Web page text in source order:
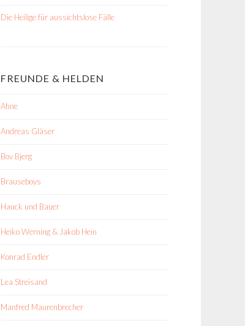
Die Heilige für aussichtslose Fälle
FREUNDE & HELDEN
Ahne
Andreas Gläser
Bov Bjerg
Brauseboys
Hauck und Bauer
Heiko Werning & Jakob Hein
Konrad Endler
Lea Streisand
Manfred Maurenbrecher